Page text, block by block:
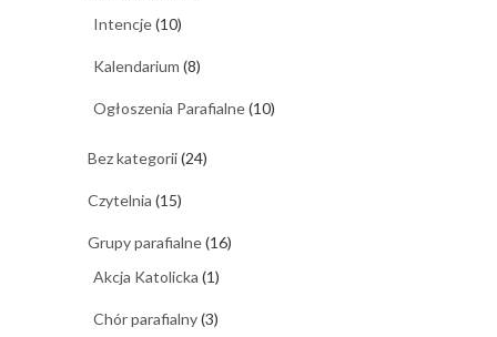
Intencje(10)
Kalendarium (8)
Ogłoszenia Parafialne(10)
Bez kategorii(24)
Czytelnia (15)
Grupy parafialne(16)
Akcja Katolicka (1)
Chór parafialny(3)